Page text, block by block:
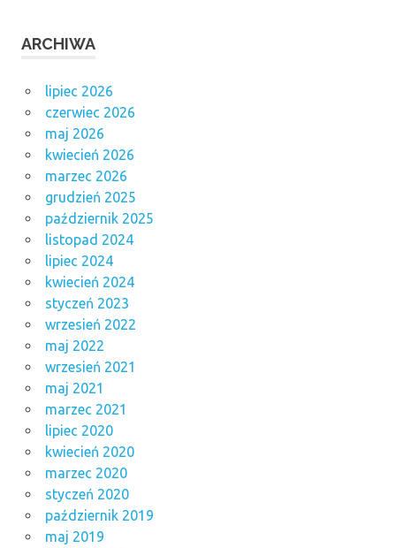
ARCHIWA
lipiec 2026
czerwiec 2026
maj 2026
kwiecień 2026
marzec 2026
grudzień 2025
październik 2025
listopad 2024
lipiec 2024
kwiecień 2024
styczeń 2023
wrzesień 2022
maj 2022
wrzesień 2021
maj 2021
marzec 2021
lipiec 2020
kwiecień 2020
marzec 2020
styczeń 2020
październik 2019
maj 2019